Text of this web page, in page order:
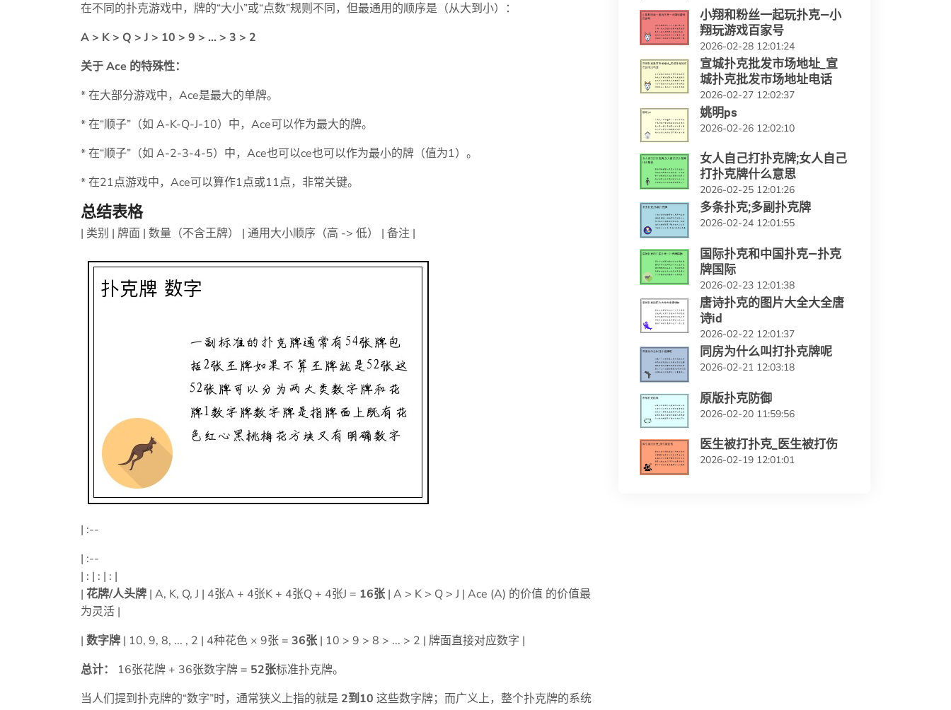
在不同的扑克游戏中，牌的“大小”或“点数”规则不同，但最通用的顺序是（从大到小）：
A > K > Q > J > 10 > 9 > ... > 3 > 2
关于 Ace 的特殊性：
* 在大部分游戏中，Ace是最大的单牌。
* 在“顺子”（如 A-K-Q-J-10）中，Ace可以作为最大的牌。
* 在“顺子”（如 A-2-3-4-5）中，Ace也可以ce也可以作为最小的牌（值为1）。
* 在21点游戏中，Ace可以算作1点或11点，非常关键。
总结表格
| 类别 | 牌面 | 数量（不含王牌） | 通用大小顺序（高 -> 低） | 备注 |
| :--
| :--
| : | : | : |
| 花牌/人头牌 | A, K, Q, J | 4张A + 4张K + 4张Q + 4张J = 16张| A > K > Q > J | Ace (A) 的价值 的价值最
为灵活 |
| 数字牌 | 10, 9, 8, ... , 2 | 4种花色 × 9张 = 36张| 10 > 9 > 8 > ... > 2 | 牌面直接对应数字 |
总计：
16张花牌 + 36张数字牌 = 52张标准扑克牌。
当人们提到扑克牌的“数字”时，通常狭义上指的就是 2到10 这些数字牌；而广义上，整个扑克牌的系统
小翔和粉丝一起玩扑克—小
翔玩游戏百家号
2026-02-28 12:01:24
宣城扑克批发市场地址_宣
城扑克批发市场地址电话
2026-02-27 12:02:37
姚明ps
2026-02-26 12:02:10
女人自己打扑克牌;女人自己
打扑克牌什么意思
2026-02-25 12:01:26
多条扑克;多副扑克牌
2026-02-24 12:01:55
国际扑克和中国扑克—扑克
牌国际
2026-02-23 12:01:38
唐诗扑克的图片大全大全唐
诗id
2026-02-22 12:01:37
同房为什么叫打扑克牌呢
2026-02-21 12:03:18
原版扑克防御
2026-02-20 11:59:56
医生被打扑克_医生被打伤
2026-02-19 12:01:01